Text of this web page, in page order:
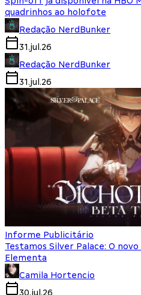
quadrinhos ao holofote
Redação NerdBunker
31.jul.26
Redação NerdBunker
31.jul.26
Informe Publicitário
Testamos Silver Palace: O
Elementa
Camila Hortencio
30.jul.26